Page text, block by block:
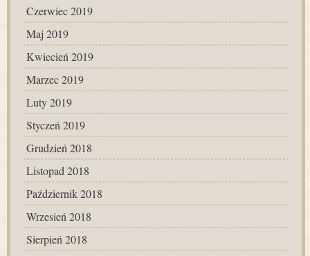
Czerwiec 2019
Maj 2019
Kwiecień 2019
Marzec 2019
Luty 2019
Styczeń 2019
Grudzień 2018
Listopad 2018
Październik 2018
Wrzesień 2018
Sierpień 2018